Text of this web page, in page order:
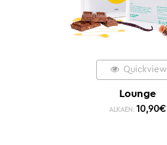
Quickview
Lounge
ALKAEN: 10,90€